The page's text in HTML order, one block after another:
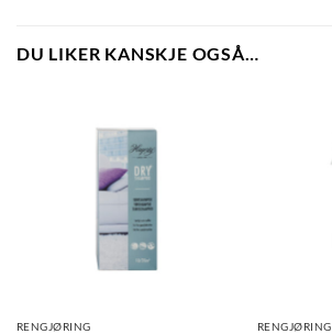
DU LIKER KANSKJE OGSÅ…
RENGJØRING RENGJØRING